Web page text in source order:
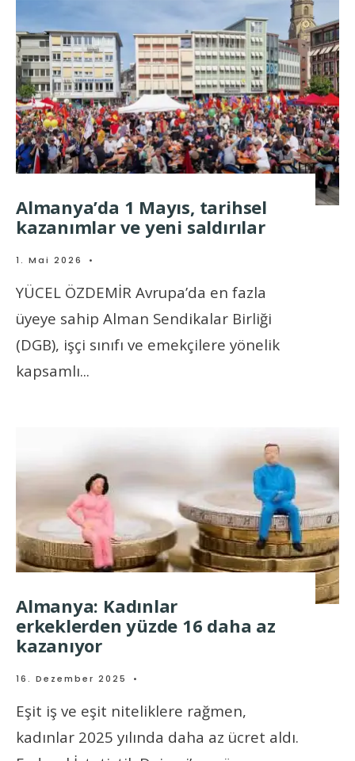
Almanya’da 1 Mayıs, tarihsel
kazanımlar ve yeni saldırılar
1. Mai 2026 •
YÜCEL ÖZDEMİR Avrupa’da en fazla
üyeye sahip Alman Sendikalar Birliği
(DGB), işçi sınıfı ve emekçilere yönelik
kapsamlı...
Almanya: Kadınlar
erkeklerden yüzde 16 daha az
kazanıyor
16. Dezember 2025 •
Eşit iş ve eşit niteliklere rağmen,
kadınlar 2025 yılında daha az ücret aldı.